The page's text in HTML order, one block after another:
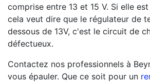
comprise entre 13 et 15 V. Si elle
cela veut dire que le régulateur de
dessous de 13V, c'est le circuit de
défectueux.
Contactez nos professionnels à
vous épauler. Que ce soit pour un